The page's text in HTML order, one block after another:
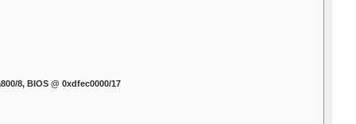
8, BIOS @ 0xdfec0000/17